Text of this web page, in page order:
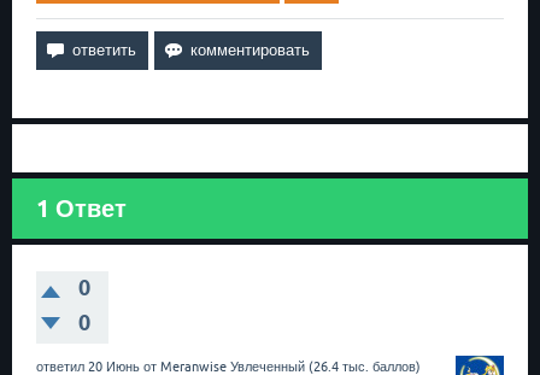
1 Ответ
0
0
ответил 20 Июнь от Meranwise Увлеченный (26.4 тыс. баллов)